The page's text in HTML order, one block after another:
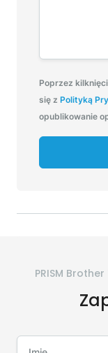
Poprzez
się z Polityką
opublikowanie
PRISM